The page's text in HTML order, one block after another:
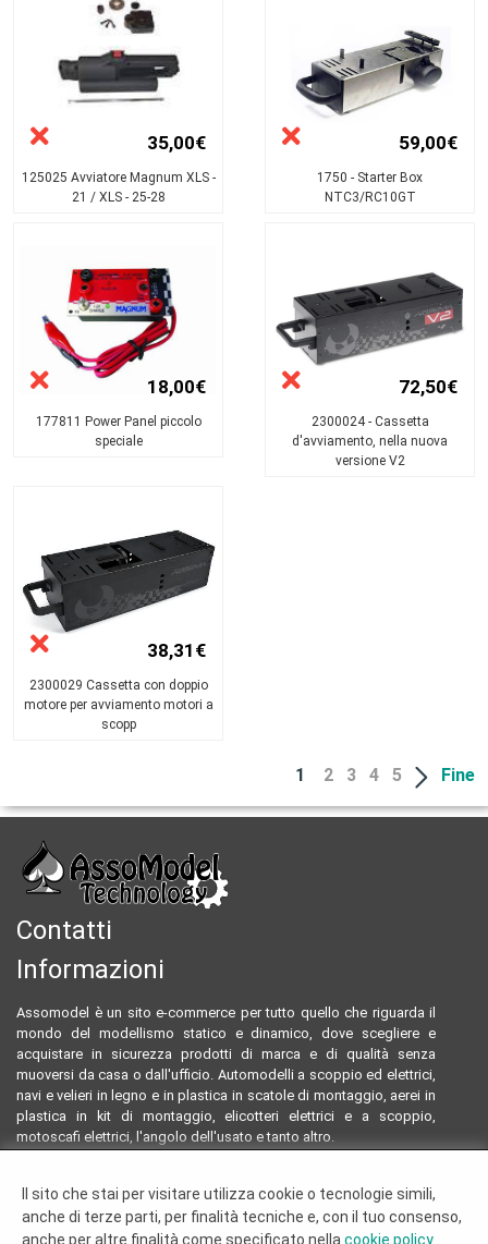
Il sito che stai per visitare utilizza cookie o tecnologie simili,
anche di terze parti, per finalità tecniche e, con il tuo consenso,
anche per altre finalità come specificato nella cookie policy.
35,00€
125025 Avviatore Magnum XLS -
21 / XLS - 25-28
59,00€
1750 - Starter Box
NTC3/RC10GT
18,00€
177811 Power Panel piccolo
speciale
72,50€
2300024 - Cassetta
d'avviamento, nella nuova
versione V2
38,31€
2300029 Cassetta con doppio
motore per avviamento motori a
scopp
1 2 3 4 5 Fine
Contatti
Informazioni
Assomodel è un sito e-commerce per tutto quello che riguarda il
mondo del modellismo statico e dinamico, dove scegliere e
acquistare in sicurezza prodotti di marca e di qualità senza
muoversi da casa o dall'ufficio. Automodelli a scoppio ed elettrici,
navi e velieri in legno e in plastica in scatole di montaggio, aerei in
plastica in kit di montaggio, elicotteri elettrici e a scoppio,
motoscafi elettrici, l'angolo dell'usato e tanto altro.
Tel:0922804761 - 3293096230
Termini e condizioni